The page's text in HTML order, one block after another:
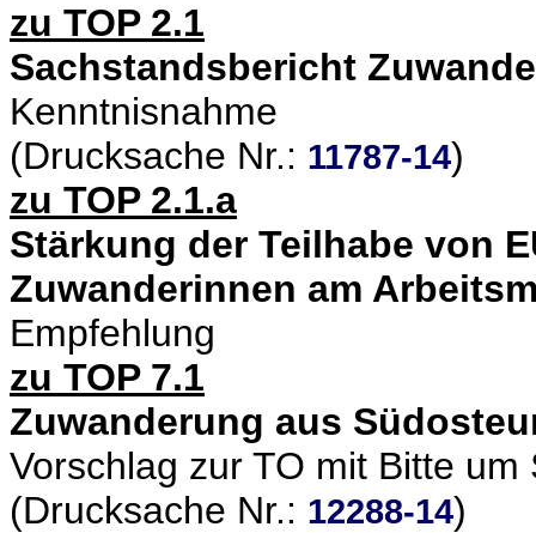
zu TOP 2.1
Sachstandsbericht
Kenntnisnahme
(Drucksache Nr.: 11787-14)
zu TOP 2.1.a
Stärkung der Teilhabe von
Zuwanderinnen am
Empfehlung
zu TOP 7.1
Zuwanderung aus
Vorschlag zur TO mit Bitte
(Drucksache Nr.: 12288-14)